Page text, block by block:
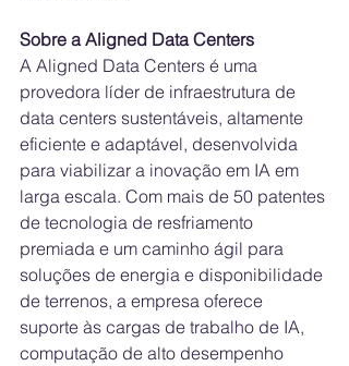
Sobre a Aligned Data Centers
A Aligned Data Centers é uma
provedora líder de infraestrutura de
data centers sustentáveis, altamente
eficiente e adaptável, desenvolvida
para viabilizar a inovação em IA em
larga escala. Com mais de 50 patentes
de tecnologia de resfriamento
premiada e um caminho ágil para
soluções de energia e disponibilidade
de terrenos, a empresa oferece
suporte às cargas de trabalho de IA,
computação de alto desempenho